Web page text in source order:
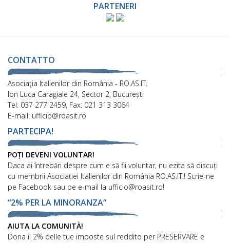
PARTENERI
CONTATTO
Asociaţia Italienilor din România - RO.AS.IT.
Ion Luca Caragiale 24, Sector 2, București
Tel: 037 277 2459, Fax: 021 313 3064
E-mail: ufficio@roasit.ro
PARTECIPA!
POȚI DEVENI VOLUNTAR!
Daca ai întrebări despre cum e să fii voluntar, nu ezita să discuți
cu membrii Asociației Italienilor din România RO.AS.IT.! Scrie-ne
pe Facebook sau pe e-mail la ufficio@roasit.ro!
“2% PER LA MINORANZA”
AIUTA LA COMUNITÀ!
Dona il 2% delle tue imposte sul reddito per PRESERVARE e